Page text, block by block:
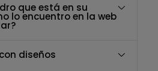
que está en su
lo encuentro en la web
diseños